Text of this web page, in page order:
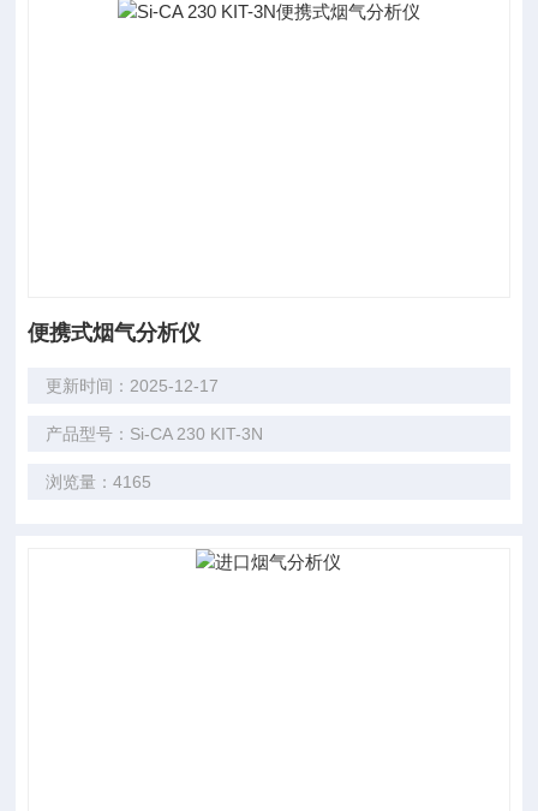
便携式烟气分析仪
更新时间：2025-12-17
产品型号：Si-CA 230 KIT-3N
浏览量：4165